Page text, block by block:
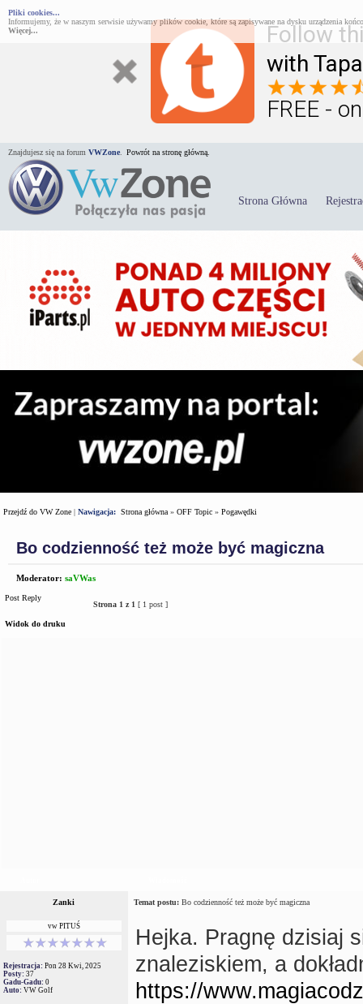
Follow
with
FREE -
Pliki cookies...
Informujemy, że w naszym serwisie używamy plików cookie, które są zapisywane na dysku urządzenia
Więcej...
Znajdujesz się na forum VWZone Powrót na stronę główną.
Strona Główna
Przejdź do VW Zone | Nawigacja: Strona główna » OFF Topic » Pogawędki
Bo codzienność też może być magiczna
Moderator: saVWas
Post Reply
Strona 1 z 1 [ 1 post ]
Widok do druku
Zanki Temat postu: Bo codzienność też może być magiczna
vw PITUŚ
Rejestracja: Pon 28 Kwi, 2025
Posty: 37
Gadu-Gadu: 0
Auto: VW Golf
Hejka. Pragnę dzisiaj
znaleziskiem, a
https://